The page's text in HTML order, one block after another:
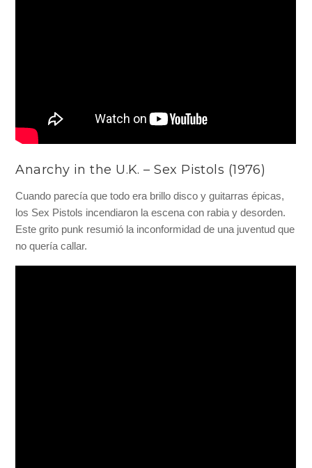
Anarchy in the U.K. – Sex Pistols (1976)
Cuando parecía que todo era brillo disco y guitarras épicas,
los Sex Pistols incendiaron la escena con rabia y desorden.
Este grito punk resumió la inconformidad de una juventud que
no quería callar.